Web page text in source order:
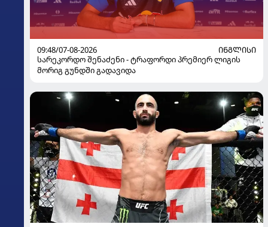
09:48/07-08-2026
ᲘᲜᲒᲚᲘᲡᲘ
სარეკორდო შენაძენი - ტრაფორდი პრემიერ ლიგის
მორიგ გუნდში გადავიდა